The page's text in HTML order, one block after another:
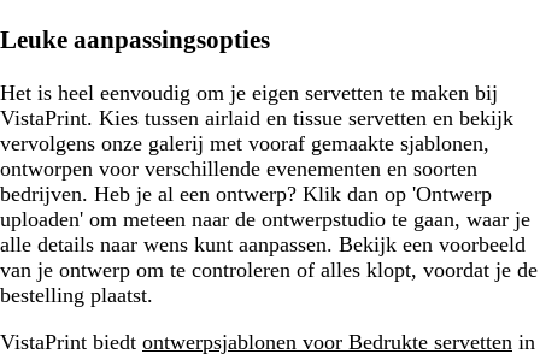
Leuke aanpassingsopties
Het is heel eenvoudig om je eigen servetten te maken bij
VistaPrint. Kies tussen airlaid en tissue servetten en bekijk
vervolgens onze galerij met vooraf gemaakte sjablonen,
ontworpen voor verschillende evenementen en soorten
bedrijven. Heb je al een ontwerp? Klik dan op 'Ontwerp
uploaden' om meteen naar de ontwerpstudio te gaan, waar je
alle details naar wens kunt aanpassen. Bekijk een voorbeeld
van je ontwerp om te controleren of alles klopt, voordat je de
bestelling plaatst.
VistaPrint biedt ontwerpsjablonen voor Bedrukte servetten in